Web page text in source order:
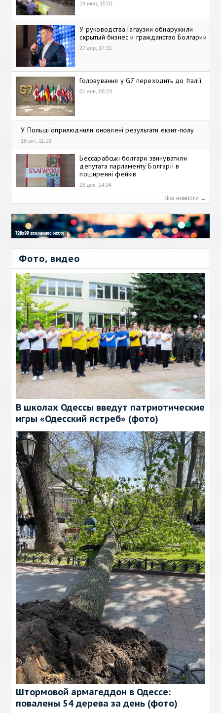
19 июл, 15:01
У руководства Гагаузии обнаружили
скрытый бизнес и гражданство Болгарии
27 апр, 17:31
Головування у G7 переходить до Італії
01 янв, 08:24
У Польщі оприлюднили оновлені результати екзит-полу
16 окт, 11:13
Бессарабські болгари звинуватили
депутата парламенту Болгарії в
поширенні фейків
28 дек, 14:04
Все новости →
Фото, видео
В школах Одессы введут патриотические
игры «Одесский ястреб» (фото)
Штормовой армагеддон в Одессе:
повалены 54 дерева за день (фото)